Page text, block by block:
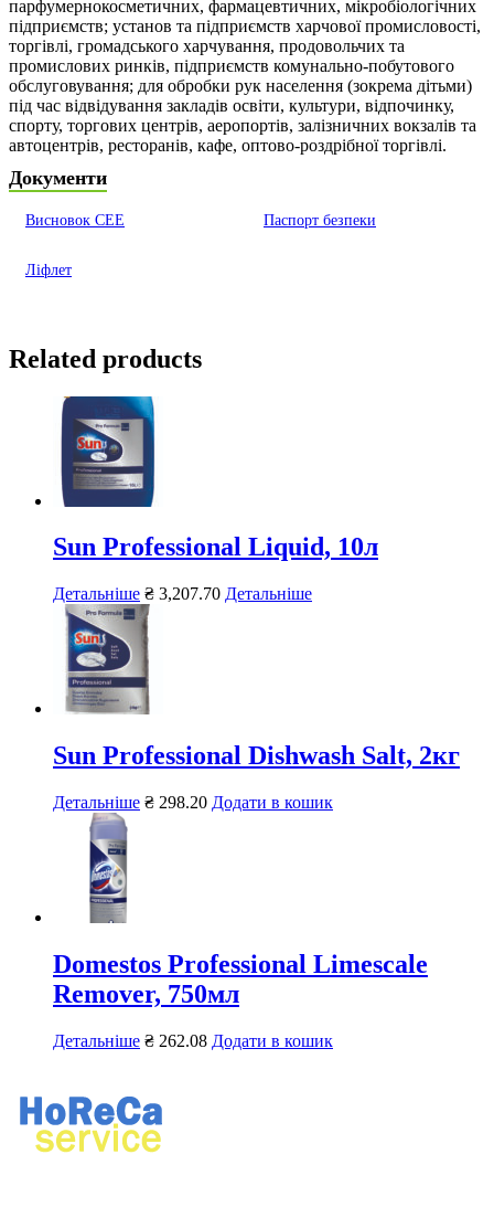
парфумернокосметичних, фармацевтичних, мікробіологічних
підприємств; установ та підприємств харчової промисловості,
торгівлі, громадського харчування, продовольчих та
промислових ринків, підприємств комунально-побутового
обслуговування; для обробки рук населення (зокрема дітьми)
під час відвідування закладів освіти, культури, відпочинку,
спорту, торгових центрів, аеропортів, залізничних вокзалів та
автоцентрів, ресторанів, кафе, оптово-роздрібної торгівлі.
Документи
Висновок СЕЕ Паспорт безпеки
Ліфлет
Related products
Sun Professional Liquid, 10л
Детальніше ₴ 3,207.70 Детальніше
Sun Professional Dishwash Salt, 2кг
Детальніше ₴ 298.20 Додати в кошик
Domestos Professional Limescale
Remover, 750мл
Детальніше ₴ 262.08 Додати в кошик